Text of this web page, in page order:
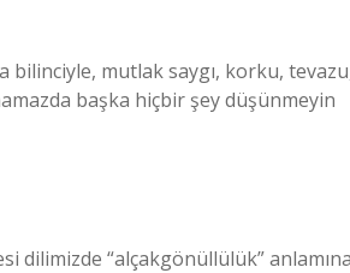
bilinciyle, mutlak saygı, korku,
başka hiçbir şey düşünmeyin
dilimizde “alçakgönüllülük”